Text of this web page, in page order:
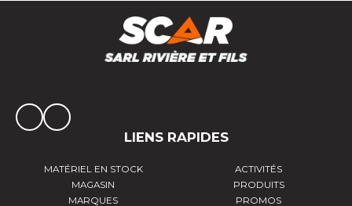
LIENS RAPIDES
MATÉRIEL EN STOCK
ACTIVITÉS
MAGASIN
PRODUITS
MARQUES
PROMOS